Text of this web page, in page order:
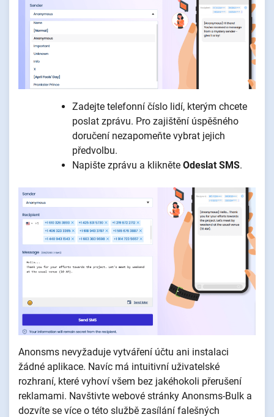
Zadejte telefonní číslo lidí, kterým chcete
poslat zprávu. Pro zajištění úspěšného
doručení nezapomeňte vybrat jejich
předvolbu.
Napište zprávu a klikněte Odeslat SMS.
Anonsms nevyžaduje vytváření účtu ani instalaci
žádné aplikace. Navíc má intuitivní uživatelské
rozhraní, které vyhoví všem bez jakéhokoli přerušení
reklamami. Navštivte webové stránky Anonsms-Bulk a
dozvíte se více o této službě zasílání falešných